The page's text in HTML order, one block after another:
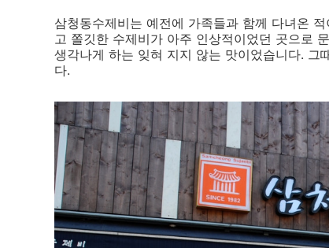
삼청동수제비는 예전에 가족들과 함께 다녀온
고 쫄깃한 수제비가 아주 인상적이었던 곳으로
생각나게 하는 잊혀 지지 않는 맛이었습니다. 그
다.